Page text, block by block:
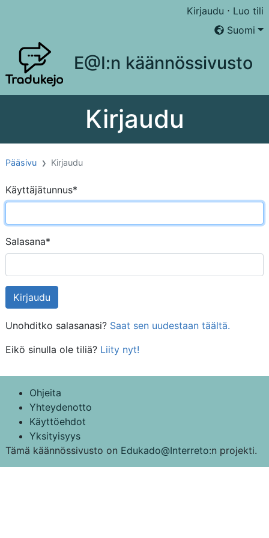
Kirjaudu ⋅ Luo tili
Suomi
E@I:n käännössivusto
Kirjaudu
Pääsivu Kirjaudu
Käyttäjätunnus*
Salasana*
Unohditko salasanasi? Saat sen uudestaan täältä.
Eikö sinulla ole tiliä? Liity nyt!
Ohjeita
Yhteydenotto
Käyttöehdot
Yksityisyys
Tämä käännössivusto on Edukado@Interreto:n projekti.